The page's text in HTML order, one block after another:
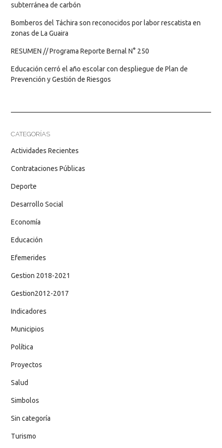
subterránea de carbón
Bomberos del Táchira son reconocidos por labor rescatista en
zonas de La Guaira
RESUMEN // Programa Reporte Bernal N° 250
Educación cerró el año escolar con despliegue de Plan de
Prevención y Gestión de Riesgos
CATEGORÍAS
Actividades Recientes
Contrataciones Públicas
Deporte
Desarrollo Social
Economía
Educación
Efemerides
Gestion 2018-2021
Gestion2012-2017
Indicadores
Municipios
Política
Proyectos
Salud
Simbolos
Sin categoría
Turismo